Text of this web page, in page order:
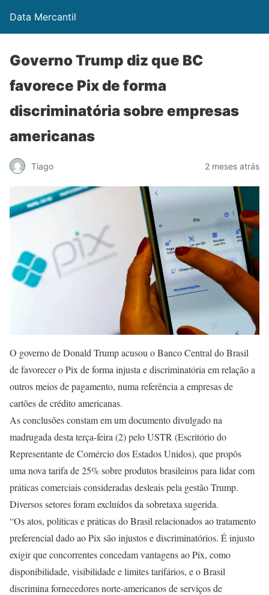
Data Mercantil
Governo Trump diz que BC
favorece Pix de forma
discriminatória sobre empresas
americanas
Tiago 2 meses atrás
O governo de Donald Trump acusou o Banco Central do Brasil
de favorecer o Pix de forma injusta e discriminatória em relação a
outros meios de pagamento, numa referência a empresas de
cartões de crédito americanas.
As conclusões constam em um documento divulgado na
madrugada desta terça-feira (2) pelo USTR (Escritório do
Representante de Comércio dos Estados Unidos), que propôs
uma nova tarifa de 25% sobre produtos brasileiros para lidar com
práticas comerciais consideradas desleais pela gestão Trump.
Diversos setores foram excluídos da sobretaxa sugerida.
“Os atos, políticas e práticas do Brasil relacionados ao tratamento
preferencial dado ao Pix são injustos e discriminatórios. É injusto
exigir que concorrentes concedam vantagens ao Pix, como
disponibilidade, visibilidade e limites tarifários, e o Brasil
discrimina fornecedores norte-americanos de serviços de